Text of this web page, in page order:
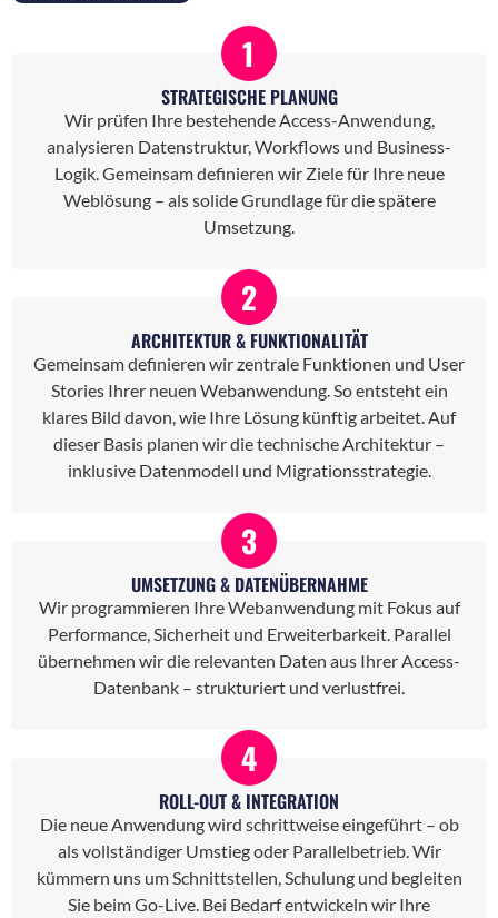
1
STRATEGISCHE PLANUNG
Wir prüfen Ihre bestehende Access-Anwendung,
analysieren Datenstruktur, Workflows und Business-
Logik. Gemeinsam definieren wir Ziele für Ihre neue
Weblösung – als solide Grundlage für die spätere
Umsetzung.
2
ARCHITEKTUR & FUNKTIONALITÄT
Gemeinsam definieren wir zentrale Funktionen und User
Stories Ihrer neuen Webanwendung. So entsteht ein
klares Bild davon, wie Ihre Lösung künftig arbeitet. Auf
dieser Basis planen wir die technische Architektur –
inklusive Datenmodell und Migrationsstrategie.
3
UMSETZUNG & DATENÜBERNAHME
Wir programmieren Ihre Webanwendung mit Fokus auf
Performance, Sicherheit und Erweiterbarkeit. Parallel
übernehmen wir die relevanten Daten aus Ihrer Access-
Datenbank – strukturiert und verlustfrei.
4
ROLL-OUT & INTEGRATION
Die neue Anwendung wird schrittweise eingeführt – ob
als vollständiger Umstieg oder Parallelbetrieb. Wir
kümmern uns um Schnittstellen, Schulung und begleiten
Sie beim Go-Live. Bei Bedarf entwickeln wir Ihre